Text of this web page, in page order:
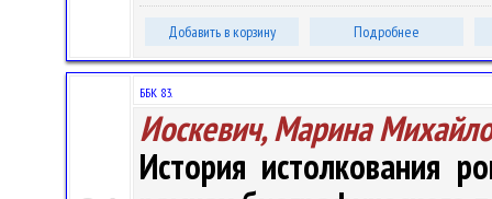
Добавить в корзину Подробнее
ББК 83.
Иоскевич, Марина
История истолкования